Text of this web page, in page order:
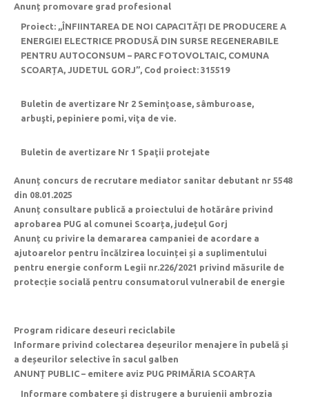
Anunț promovare grad profesional
Proiect: ,,ÎNFIINTAREA DE NOI CAPACITĂŢI DE PRODUCERE A
ENERGIEI ELECTRICE PRODUSĂ DIN SURSE REGENERABILE
PENTRU AUTOCONSUM – PARC FOTOVOLTAIC, COMUNA
SCOARȚA, JUDETUL GORJ”, Cod proiect: 315519
Buletin de avertizare Nr 2 Seminţoase, sâmburoase,
arbuşti, pepiniere pomi, viţa de vie.
Buletin de avertizare Nr 1 Spaţii protejate
Anunț concurs de recrutare mediator sanitar debutant nr 5548
din 08.01.2025
Anunț consultare publică a proiectului de hotărâre privind
aprobarea PUG al comunei Scoarța, județul Gorj
Anunț cu privire la demararea campaniei de acordare a
ajutoarelor pentru încălzirea locuinței și a suplimentului
pentru energie conform Legii nr.226/2021 privind măsurile de
protecție socială pentru consumatorul vulnerabil de energie
Program ridicare deseuri reciclabile
Informare privind colectarea deșeurilor menajere în pubelă și
a deșeurilor selective în sacul galben
ANUNȚ PUBLIC – emitere aviz PUG PRIMĂRIA SCOARȚA
Informare combatere și distrugere a buruienii ambrozia